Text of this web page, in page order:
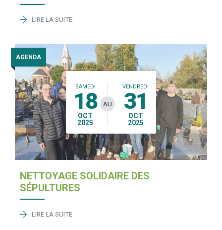
LIRE LA SUITE
SAMEDI
18
OCT
2025
AU
VENDREDI
31
OCT
2025
AGENDA
NETTOYAGE SOLIDAIRE DES
SÉPULTURES
LIRE LA SUITE